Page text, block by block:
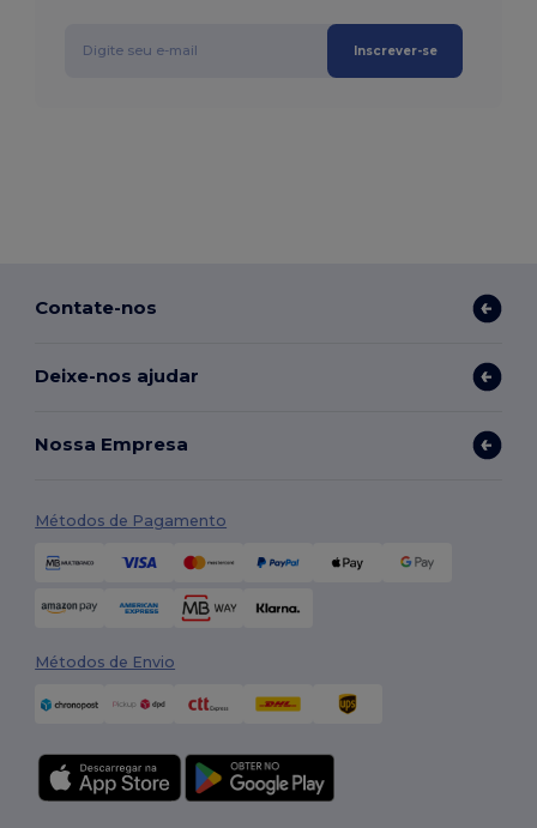
Inscrever-se
Contate-nos
Deixe-nos ajudar
Nossa Empresa
Métodos de Pagamento
Métodos de Envio